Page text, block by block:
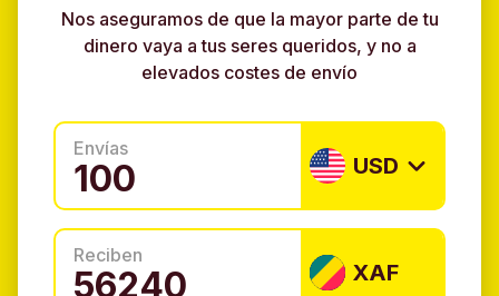
Nos aseguramos de que la mayor parte de tu
dinero vaya a tus seres queridos, y no a
elevados costes de envío
Envías
USD
Reciben
XAF